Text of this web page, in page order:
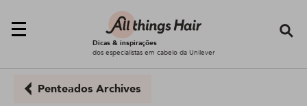
Dicas & inspirações
dos especialistas em cabelo da Unilever
Penteados Archives